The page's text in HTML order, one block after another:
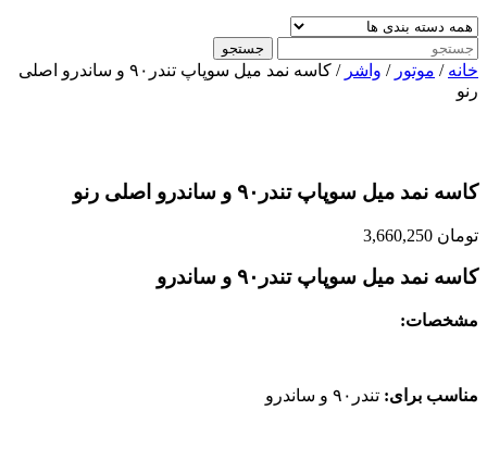
جستجو
خانه / موتور / واشر
/ کاسه نمد میل سوپاپ تندر۹۰ و ساندرو اصلی
رنو
کاسه نمد میل سوپاپ تندر۹۰ و ساندرو اصلی رنو
تومان
کاسه نمد میل سوپاپ تندر۹۰ و ساندرو
مشخصات:
مناسب برای: تندر۹۰ و ساندرو